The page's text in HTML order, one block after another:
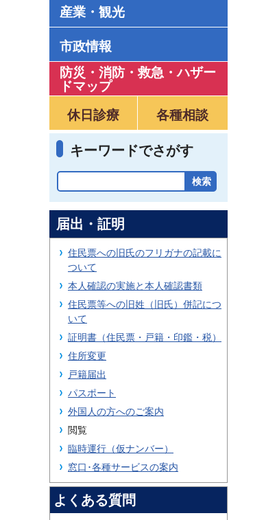
産業・観光
市政情報
防災・消防・救急 ・ハザー
ドマップ
休日診療
各種相談
キーワードでさがす
届出・証明
住民票への旧氏のフリガナの記載に
ついて
本人確認の実施と本人確認書類
住民票等への旧姓（旧氏）併記につ
いて
証明書（住民票・戸籍・印鑑・税）
住所変更
戸籍届出
パスポート
外国人の方へのご案内
閲覧
臨時運行（仮ナンバー）
窓口･各種サービスの案内
よくある質問